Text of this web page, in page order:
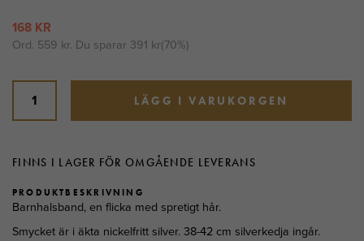
PRODUKTBESKRIVNING
Barnhalsband, en flicka med spretigt hår.
Smycket är i äkta nickelfritt silver. 38-42 cm silverkedja ingår.
168 KR
Ord. 559 kr. Du sparar 391 kr(70%)
LÄGG I VARUKORGEN
FINNS I LAGER FÖR OMGÅENDE LEVERANS